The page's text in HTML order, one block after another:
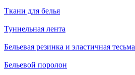
Ткани для белья
Туннельная лента
Бельевая резинка и эластичная тесьма
Бельевой поролон